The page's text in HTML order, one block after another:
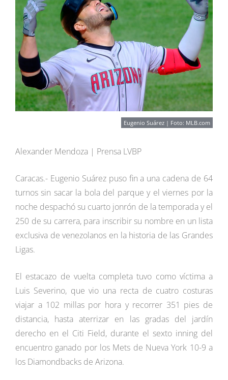
Eugenio Suárez | Foto: MLB.com
Alexander Mendoza | Prensa LVBP
Caracas.- Eugenio Suárez puso fin a una cadena de 64
turnos sin sacar la bola del parque y el viernes por la
noche despachó su cuarto jonrón de la temporada y el
250 de su carrera, para inscribir su nombre en un lista
exclusiva de venezolanos en la historia de las Grandes
Ligas.
El estacazo de vuelta completa tuvo como víctima a
Luis Severino, que vio una recta de cuatro costuras
viajar a 102 millas por hora y recorrer 351 pies de
distancia, hasta aterrizar en las gradas del jardín
derecho en el Citi Field, durante el sexto inning del
encuentro ganado por los Mets de Nueva York 10-9 a
los Diamondbacks de Arizona.